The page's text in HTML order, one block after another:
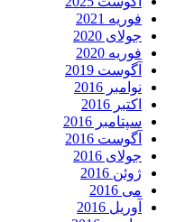
فوریه 2021
جولای 2020
فوریه 2020
آگوست 2019
نوامبر 2016
اکتبر 2016
سپتامبر 2016
آگوست 2016
جولای 2016
ژوئن 2016
می 2016
آوریل 2016